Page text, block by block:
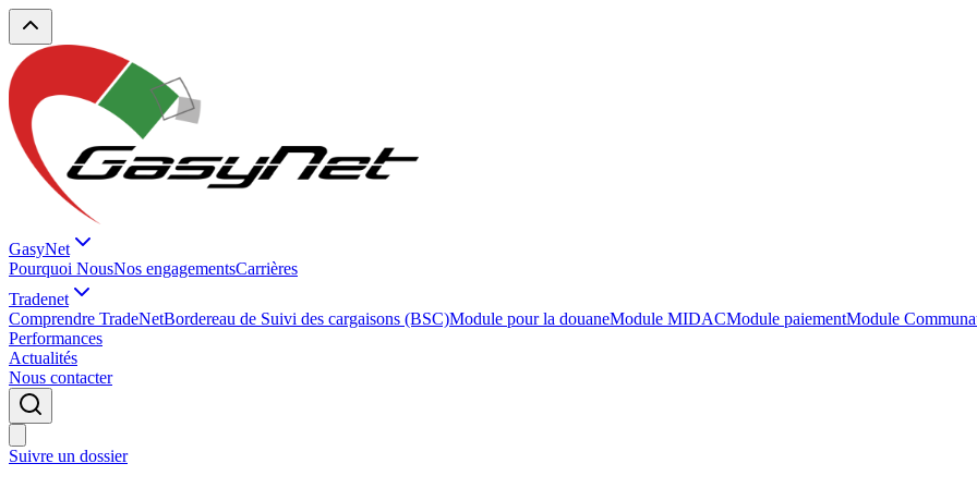
GasyNet
Pourquoi NousNos engagementsCarrières
Tradenet
Comprendre TradeNetBordereau de Suivi des cargaisons (BSC)Module pour la douaneModule MIDACModule paiementModule
Performances
Actualités
Nous contacter
Suivre un dossier